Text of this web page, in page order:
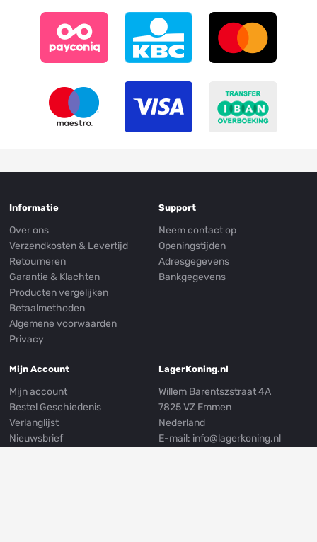
Informatie
Over ons
Verzendkosten & Levertijd
Retourneren
Garantie & Klachten
Producten vergelijken
Betaalmethoden
Algemene voorwaarden
Privacy
Support
Neem contact op
Openingstijden
Adresgegevens
Bankgegevens
Mijn Account
Mijn account
Bestel Geschiedenis
Verlanglijst
Nieuwsbrief
LagerKoning.nl
Willem Barentszstraat 4A
7825 VZ Emmen
Nederland
E-mail: info@lagerkoning.nl